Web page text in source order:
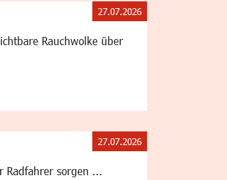
Rauchwolke über
27.07.2026
Radfahrer sorgen ...
27.07.2026